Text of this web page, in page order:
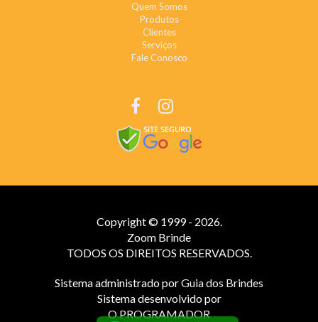
Quem Somos
Produtos
Clientes
Serviços
Fale Conosco
Copyright © 1999 - 2026.
Zoom Brinde
TODOS OS DIREITOS RESERVADOS.
Sistema administrado porGuia dos Brindes
Sistema desenvolvido por
O PROGRAMADOR